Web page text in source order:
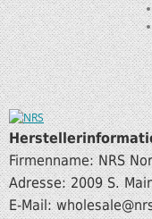
Firmenname: NRS
Adresse: 2009 S.
E-Mail: